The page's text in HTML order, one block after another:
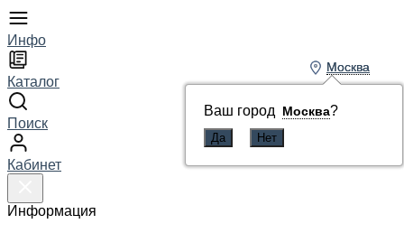
Инфо
Каталог
Поиск
Кабинет
Информация
Москва
Ваш город Москва?
Москва
Ваш город Москва?